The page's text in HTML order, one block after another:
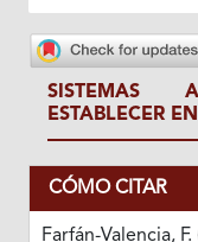
SISTEMAS
ESTABLECER
CÓMO CITAR
Farfán-Valencia,